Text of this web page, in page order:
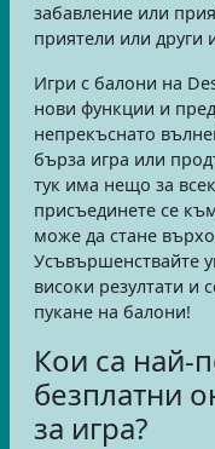
забавление или
приятели или други
Игри с балони на
нови функции и
непрекъснато
бърза игра или
тук има нещо за
присъединете се
може да стане
Усъвършенствайте
високи резултати и
пукане на балони!
Кои са най-
безплатни
за игра?